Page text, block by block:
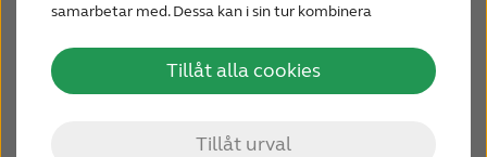
samarbetar med. Dessa kan i sin tur kombinera
tillhandahållit eller som de har samlat in när du har
använt deras tjänster.
Tillåt urval
Tillåt alla cookies
Blogg
KONTAKTA OSS
hörselnedsättning.